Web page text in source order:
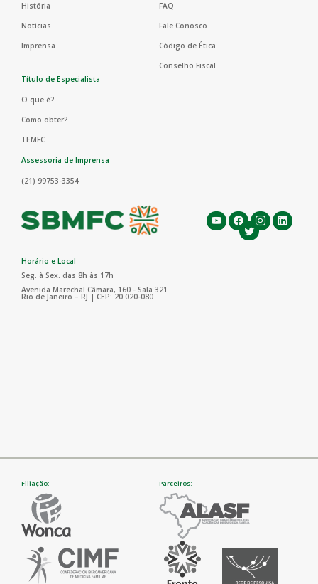
História
Notícias
Imprensa
FAQ
Fale Conosco
Código de Ética
Conselho Fiscal
Título de Especialista
O que é?
Como obter?
TEMFC
Assessoria de Imprensa
(21) 99753-3354
Horário e Local
Seg. à Sex. das 8h às 17h
Avenida Marechal Câmara, 160 - Sala 321
Rio de Janeiro – RJ | CEP: 20.020-080
Filiação: Parceiros: